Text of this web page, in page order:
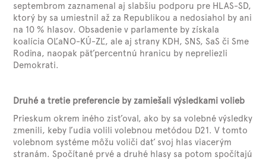
septembrom zaznamenal aj slabšiu podporu pre HLAS-SD,
ktorý by sa umiestnil až za Republikou a nedosiahol by ani
na 10 % hlasov. Obsadenie v parlamente by získala
koalícia OĽaNO-KÚ-ZĽ, ale aj strany KDH, SNS, SaS či Sme
Rodina, naopak päťpercentnú hranicu by nepreliezli
Demokrati.
Druhé a tretie preferencie by zamiešali výsledkami volieb
Prieskum okrem iného zisťoval, ako by sa volebné výsledky
zmenili, keby ľudia volili volebnou metódou D21. V tomto
volebnom systéme môžu voliči dať svoj hlas viacerým
stranám. Spočítané prvé a druhé hlasy sa potom spočítajú